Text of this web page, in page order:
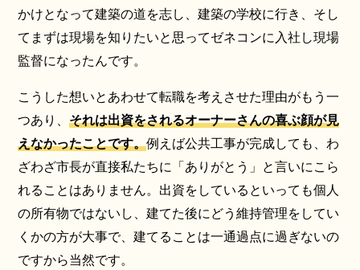
かけとなって建築の道を志し、建築の学校に行き、そし
てまずは現場を知りたいと思ってゼネコンに入社し現場
監督になったんです。
こうした想いとあわせて転職を考えさせた理由がもう一
つあり、 それは出資をされるオーナーさんの喜ぶ顔が見
えなかったことです。例えば公共工事が完成しても、わ
ざわざ市長が直接私たちに「ありがとう」と言いにこら
れることはありません。出資をしているといっても個人
の所有物ではないし、建てた後にどう維持管理をしてい
くかの方が大事で、建てることは一通過点に過ぎないの
ですから当然です。